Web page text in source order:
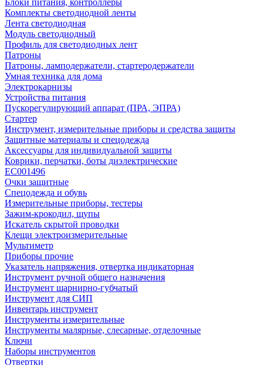
Блоки питания, контроллеры
Комплекты светодиодной ленты
Лента светодиодная
Модуль светодиодный
Профиль для светодиодных лент
Патроны
Патроны, ламподержатели, стартеродержатели
Умная техника для дома
Электрокарнизы
Устройства питания
Пускорегулирующий аппарат (ПРА, ЭПРА)
Стартер
Инструмент, измерительные приборы и средства защиты
Защитные материалы и спецодежда
Аксессуары для индивидуальной защиты
Коврики, перчатки, боты диэлектрические
EC001496
Очки защитные
Спецодежда и обувь
Измерительные приборы, тестеры
Зажим-крокодил, щупы
Искатель скрытой проводки
Клещи электроизмерительные
Мультиметр
Приборы прочие
Указатель напряжения, отвертка индикаторная
Инструмент ручной общего назначения
Инструмент шарнирно-губчатый
Инструмент для СИП
Инвентарь инструмент
Инструменты измерительные
Инструменты малярные, слесарные, отделочные
Ключи
Наборы инструментов
Отвертки